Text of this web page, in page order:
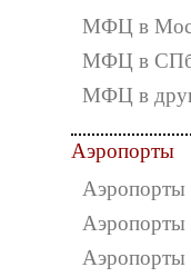
МФЦ в
МФЦ в
МФЦ в
Аэропорты
Аэропорты
Аэропорты
Аэропорты